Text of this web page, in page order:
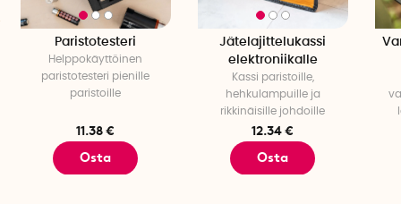
Paristotesteri
Helppokäyttöinen
paristotesteri pienille
paristoille
11.38 €
Osta
Jätelajittelukassi
elektroniikalle
Kassi paristoille,
hehkulampuille ja
rikkinäisille johdoille
12.34 €
Osta